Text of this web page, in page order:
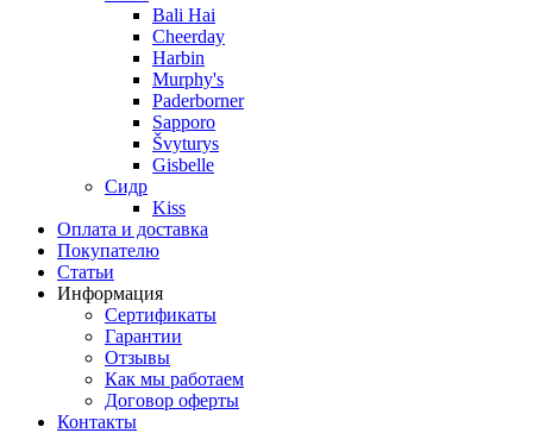
Bali Hai
Cheerday
Harbin
Murphy's
Paderborner
Sapporo
Švyturys
Gisbelle
Сидр
Kiss
Оплата и доставка
Покупателю
Статьи
Информация
Сертификаты
Гарантии
Отзывы
Как мы работаем
Договор оферты
Контакты